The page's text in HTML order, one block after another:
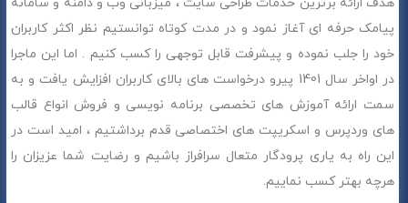
پیامک حرفه ای آغاز نمود و در مدت کوتاه توانستیم نظر اکثر کاربران
خود را جلب نموده و پیشرفت قابل توجهی را کسب کنیم . اما این ماجرا
در اواخر سال 1401 پیرو درخواست های بالای کاربران افزایش یافت و به
سمت ارائه آموزش های تخصصی برنامه نویسی و فروش انواع قالب
های وردپرس و اسکریپت های اختصاصی قدم برداشتیم ، امید است در
این راه به یاری پرودگار متعال سرافراز باشیم و رضایت شما عزیزان را
هرچه بهتر کسب نماییم.